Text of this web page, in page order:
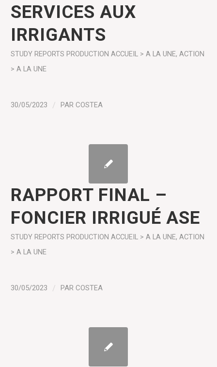
SERVICES AUX
IRRIGANTS
STUDY REPORTS PRODUCTION ACCUEIL > A LA UNE,ACTION
> A LA UNE
30/05/2023 / PARCOSTEA
RAPPORT FINAL –
FONCIER IRRIGUÉ ASE
STUDY REPORTS PRODUCTION ACCUEIL > A LA UNE,ACTION
> A LA UNE
30/05/2023 / PARCOSTEA